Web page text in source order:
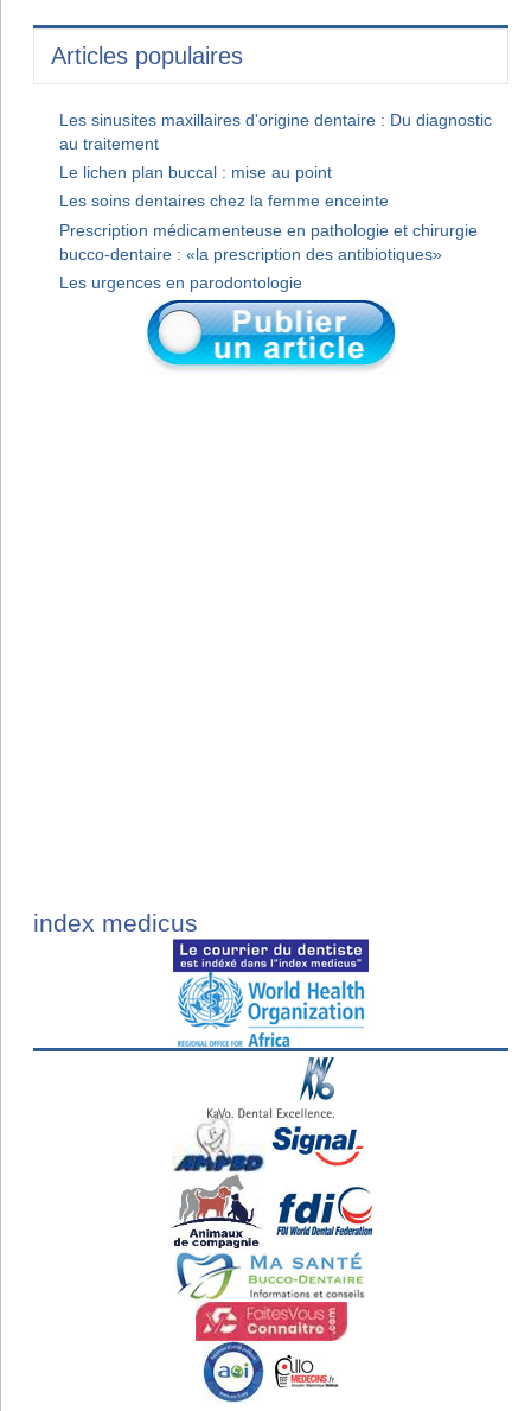
Articles populaires
Les sinusites maxillaires d'origine dentaire : Du diagnostic
au traitement
Le lichen plan buccal : mise au point
Les soins dentaires chez la femme enceinte
Prescription médicamenteuse en pathologie et chirurgie
bucco-dentaire : «la prescription des antibiotiques»
Les urgences en parodontologie
index medicus